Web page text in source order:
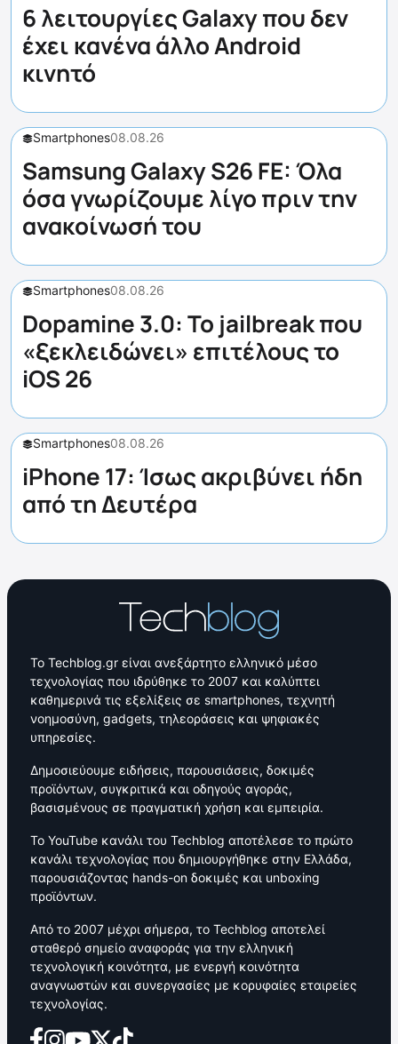
6 λειτουργίες Galaxy που δεν
έχει κανένα άλλο Android
κινητό
Smartphones08.08.26
Samsung Galaxy S26 FE: Όλα
όσα γνωρίζουμε λίγο πριν την
ανακοίνωσή του
Smartphones08.08.26
Dopamine 3.0: Το jailbreak που
«ξεκλειδώνει» επιτέλους το
iOS 26
Smartphones08.08.26
iPhone 17: Ίσως ακριβύνει ήδη
από τη Δευτέρα
Το Techblog.gr είναι ανεξάρτητο ελληνικό μέσο
τεχνολογίας που ιδρύθηκε το 2007 και καλύπτει
καθημερινά τις εξελίξεις σε smartphones, τεχνητή
νοημοσύνη, gadgets, τηλεοράσεις και ψηφιακές
υπηρεσίες.
Δημοσιεύουμε ειδήσεις, παρουσιάσεις, δοκιμές
προϊόντων, συγκριτικά και οδηγούς αγοράς,
βασισμένους σε πραγματική χρήση και εμπειρία.
Το YouTube κανάλι του Techblog αποτέλεσε το πρώτο
κανάλι τεχνολογίας που δημιουργήθηκε στην Ελλάδα,
παρουσιάζοντας hands-on δοκιμές και unboxing
προϊόντων.
Από το 2007 μέχρι σήμερα, το Techblog αποτελεί
σταθερό σημείο αναφοράς για την ελληνική
τεχνολογική κοινότητα, με ενεργή κοινότητα
αναγνωστών και συνεργασίες με κορυφαίες εταιρείες
τεχνολογίας.